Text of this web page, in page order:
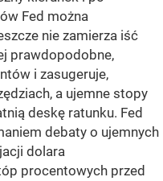
Fed można
nie zamierza iść
prawdopodobne,
i zasugeruje,
a ujemne stopy
deskę ratunku. Fed
debaty o ujemnych
dolara
procentowych przed